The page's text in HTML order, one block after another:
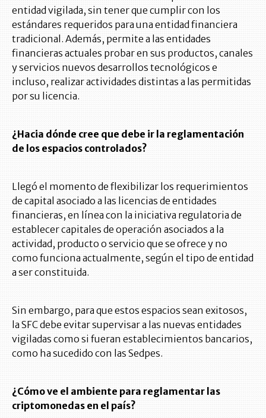
entidad vigilada, sin tener que cumplir con los
estándares requeridos para una entidad financiera
tradicional. Además, permite a las entidades
financieras actuales probar en sus productos, canales
y servicios nuevos desarrollos tecnológicos e
incluso, realizar actividades distintas a las permitidas
por su licencia.
¿Hacia dónde cree que debe ir la reglamentación
de los espacios controlados?
Llegó el momento de flexibilizar los requerimientos
de capital asociado a las licencias de entidades
financieras, en línea con la iniciativa regulatoria de
establecer capitales de operación asociados a la
actividad, producto o servicio que se ofrece y no
como funciona actualmente, según el tipo de entidad
a ser constituida.
Sin embargo, para que estos espacios sean exitosos,
la SFC debe evitar supervisar a las nuevas entidades
vigiladas como si fueran establecimientos bancarios,
como ha sucedido con las Sedpes.
¿Cómo ve el ambiente para reglamentar las
criptomonedas en el país?